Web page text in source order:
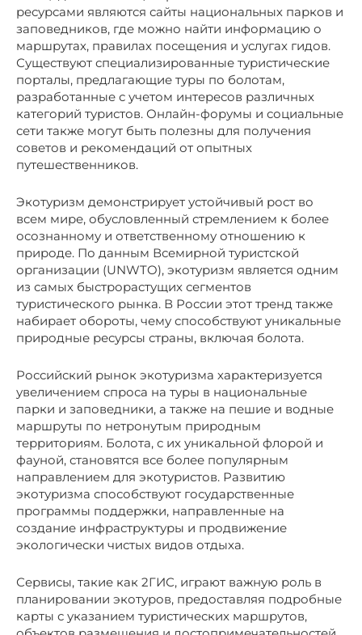
ресурсами являются сайты национальных парков и
заповедников, где можно найти информацию о
маршрутах, правилах посещения и услугах гидов.
Существуют специализированные туристические
порталы, предлагающие туры по болотам,
разработанные с учетом интересов различных
категорий туристов. Онлайн-форумы и социальные
сети также могут быть полезны для получения
советов и рекомендаций от опытных
путешественников.
Экотуризм демонстрирует устойчивый рост во
всем мире, обусловленный стремлением к более
осознанному и ответственному отношению к
природе. По данным Всемирной туристской
организации (UNWTO), экотуризм является одним
из самых быстрорастущих сегментов
туристического рынка. В России этот тренд также
набирает обороты, чему способствуют уникальные
природные ресурсы страны, включая болота.
Российский рынок экотуризма характеризуется
увеличением спроса на туры в национальные
парки и заповедники, а также на пешие и водные
маршруты по нетронутым природным
территориям. Болота, с их уникальной флорой и
фауной, становятся все более популярным
направлением для экотуристов. Развитию
экотуризма способствуют государственные
программы поддержки, направленные на
создание инфраструктуры и продвижение
экологически чистых видов отдыха.
Сервисы, такие как 2ГИС, играют важную роль в
планировании экотуров, предоставляя подробные
карты с указанием туристических маршрутов,